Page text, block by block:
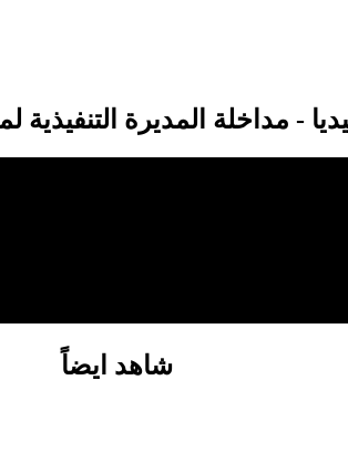
- مداخلة المديرة
شاهد ايضاً